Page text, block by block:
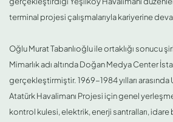
terminal projesi çalışmalarıyla kariyerine
Oğlu Murat Tabanlıoğlu ile ortaklığı sonucu
Mimarlık adı altında Doğan Medya Center
gerçekleştirmiştir. 1969-1984 yılları arasında
Atatürk Havalimanı Projesi için genel
kontrol kulesi, elektrik, enerji santralları, idare